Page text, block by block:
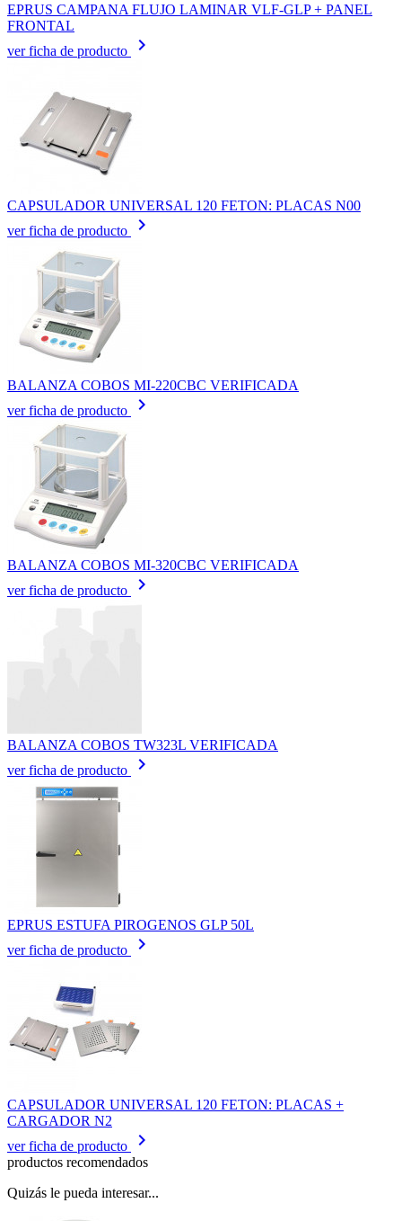
EPRUS CAMPANA FLUJO LAMINAR VLF-GLP + PANEL
FRONTAL
ver ficha de producto
keyboard_arrow_right
CAPSULADOR UNIVERSAL 120 FETON: PLACAS N00
ver ficha de producto
keyboard_arrow_right
BALANZA COBOS MI-220CBC VERIFICADA
ver ficha de producto
keyboard_arrow_right
BALANZA COBOS MI-320CBC VERIFICADA
ver ficha de producto
keyboard_arrow_right
BALANZA COBOS TW323L VERIFICADA
ver ficha de producto
keyboard_arrow_right
EPRUS ESTUFA PIROGENOS GLP 50L
ver ficha de producto
keyboard_arrow_right
CAPSULADOR UNIVERSAL 120 FETON: PLACAS +
CARGADOR N2
ver ficha de producto
keyboard_arrow_right
productos recomendados
Quizás le pueda interesar...